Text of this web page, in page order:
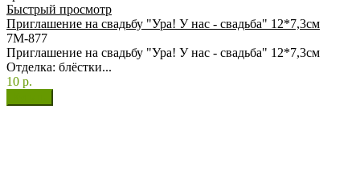
Быстрый просмотр
Приглашение на свадьбу "Ура! У нас - свадьба" 12*7,3см
7М-877
Приглашение на свадьбу "Ура! У нас - свадьба" 12*7,3см
Отделка: блёстки...
10 р.